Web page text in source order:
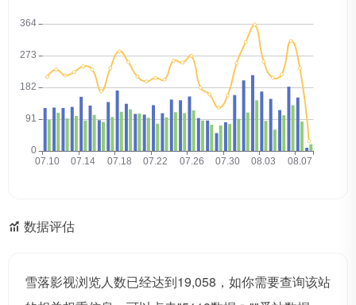
数据评估
雪落影视浏览人数已经达到19,058，如你需要查询该站